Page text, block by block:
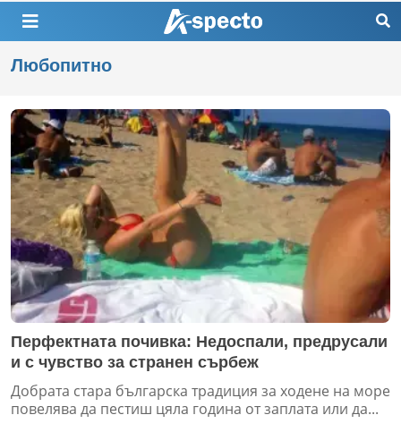
Любопитно
Перфектната почивка: Недоспали, предрусали
и с чувство за странен сърбеж
Добрата стара българска традиция за ходене на море
повелява да пестиш цяла година от заплата или да...